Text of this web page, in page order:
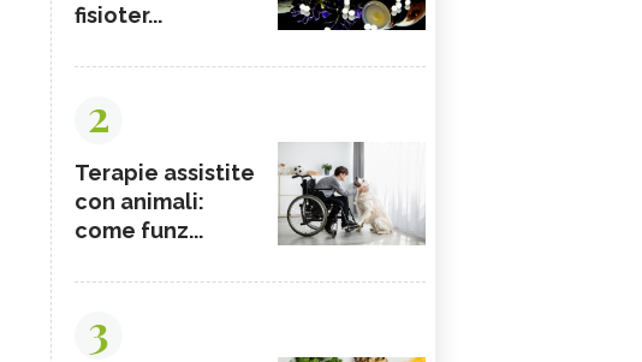
fisioter...
2
Terapie assistite
con animali:
come funz...
3